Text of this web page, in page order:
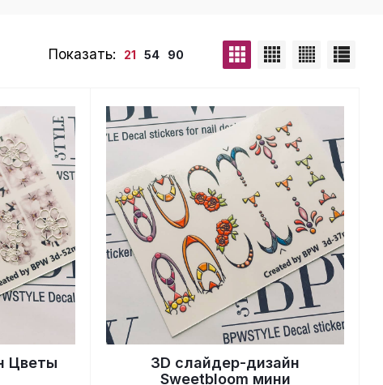
Показать: 21 54 90
Цветы
3D слайдер-дизайн
Sweetbloom мини